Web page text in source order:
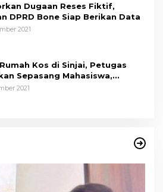
Dugaan Reses Fiktif,
DPRD Bone Siap Berikan Data
2021
Kos di Sinjai, Petugas
Sepasang Mahasiswa,
Berpacaran
2021